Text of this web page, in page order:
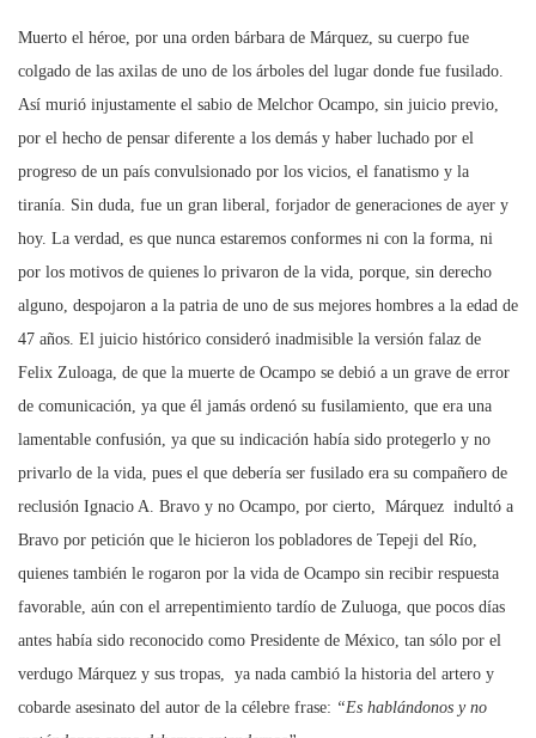
Muerto el héroe, por una orden bárbara de Márquez, su cuerpo fue
colgado de las axilas de uno de los árboles del lugar donde fue fusilado.
Así murió injustamente el sabio de Melchor Ocampo, sin juicio previo,
por el hecho de pensar diferente a los demás y haber luchado por el
progreso de un país convulsionado por los vicios, el fanatismo y la
tiranía. Sin duda, fue un gran liberal, forjador de generaciones de ayer y
hoy. La verdad, es que nunca estaremos conformes ni con la forma, ni
por los motivos de quienes lo privaron de la vida, porque, sin derecho
alguno, despojaron a la patria de uno de sus mejores hombres a la edad de
47 años. El juicio histórico consideró inadmisible la versión falaz de
Felix Zuloaga, de que la muerte de Ocampo se debió a un grave de error
de comunicación, ya que él jamás ordenó su fusilamiento, que era una
lamentable confusión, ya que su indicación había sido protegerlo y no
privarlo de la vida, pues el que debería ser fusilado era su compañero de
reclusión Ignacio A. Bravo y no Ocampo, por cierto, Márquez indultó a
Bravo por petición que le hicieron los pobladores de Tepeji del Río,
quienes también le rogaron por la vida de Ocampo sin recibir respuesta
favorable, aún con el arrepentimiento tardío de Zuluoga, que pocos días
antes había sido reconocido como Presidente de México, tan sólo por el
verdugo Márquez y sus tropas, ya nada cambió la historia del artero y
cobarde asesinato del autor de la célebre frase: “Es hablándonos y no